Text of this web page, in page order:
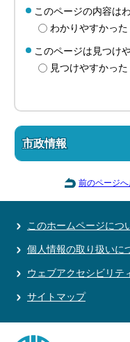
このページの内容は
わかりやすかった
このページは見つけ
見つけやすかった
市政情報
前のページへ
このホームページにつ
個人情報の取り扱いに
ウェブアクセシビリテ
サイトマップ